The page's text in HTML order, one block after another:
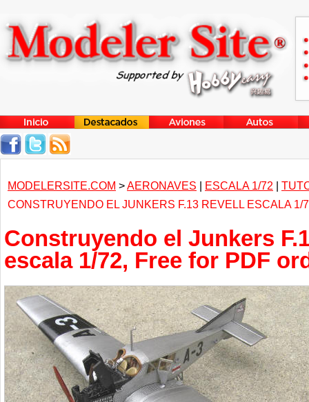
MODELERSITE.COM >AERONAVES | ESCALA 1/72 |
CONSTRUYENDO EL JUNKERS F.13 REVELL ESCALA
Construyendo el Junkers
escala 1/72, Free for PDF